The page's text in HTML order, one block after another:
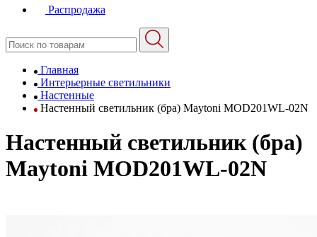
Распродажа
Главная
Интерьерные светильники
Настенные
Настенный светильник (бра) Maytoni MOD201WL-02N
Настенный светильник (бра)
Maytoni MOD201WL-02N